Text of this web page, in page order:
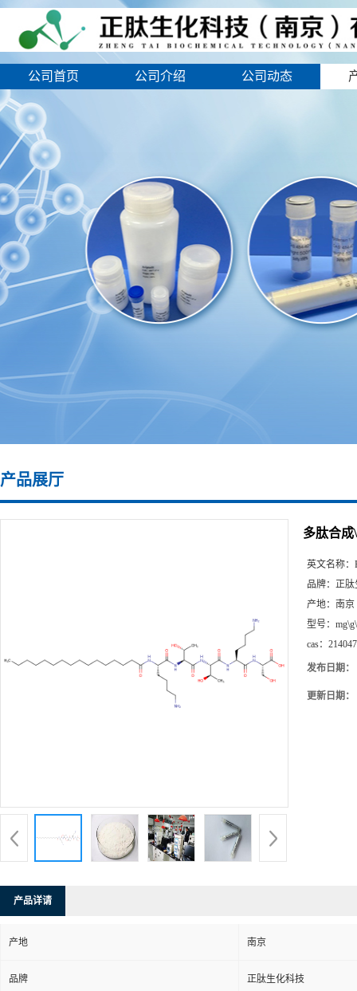
公司首页 公司介绍 公司动态
产品展厅
多肽合成
英文名称：
品牌： 正肽
产地： 南京
型号：
cas：
发布日期：
更新日期：
产品详请
产地 南京
品牌 正肽生化科技